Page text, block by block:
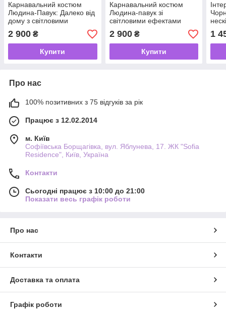
Карнавальний костюм
Людина-Павук: Далеко від
дому з світловими
ефектами Spider-Man: Far
from Home Disney Store
2 900 ₴
Купити
Карнавальний костюм
Людина-павук зі
світловими ефектами
Дісней Spider-Man DISNEY
2020
2 900₴
Купити
1
Про нас
100% позитивних з 75 відгуків за рік
Працює з 12.02.2014
м. Київ
Софіївська Борщагівка, вул. Яблунева, 17. ЖК "Sofia
Residence", Київ, Україна
Контакти
Сьогодні працює з 10:00 до 21:00
Показати весь графік роботи
Про нас
Контакти
Доставка та оплата
Графік роботи